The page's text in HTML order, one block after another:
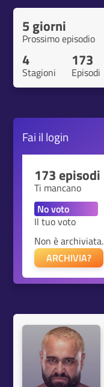
5 giorni
Prossimo episodio
4
Stagioni
173
Episodi
Fai il login
173 episodi
Ti mancano
Il tuo voto
Non è archiviata.
ARCHIVIA?